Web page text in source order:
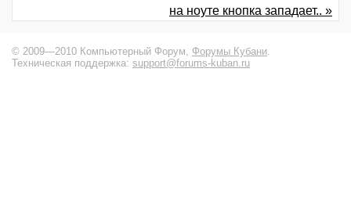
на ноуте кнопка западает.. »
© 2009—2010 Компьютерный Форум, Форумы Кубани.
Техническая поддержка: support@forums-kuban.ru